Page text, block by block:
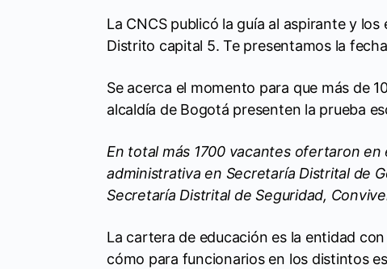
La CNCS publicó la guía al aspirante y
Distrito capital 5. Te presentamos la
Se acerca el momento para que más de
alcaldía de Bogotá presenten la prueba
En total más 1700 vacantes ofertaron
administrativa en Secretaría Distrital de
Secretaría Distrital de Seguridad,
La cartera de educación es la entidad
cómo para funcionarios en los distintos